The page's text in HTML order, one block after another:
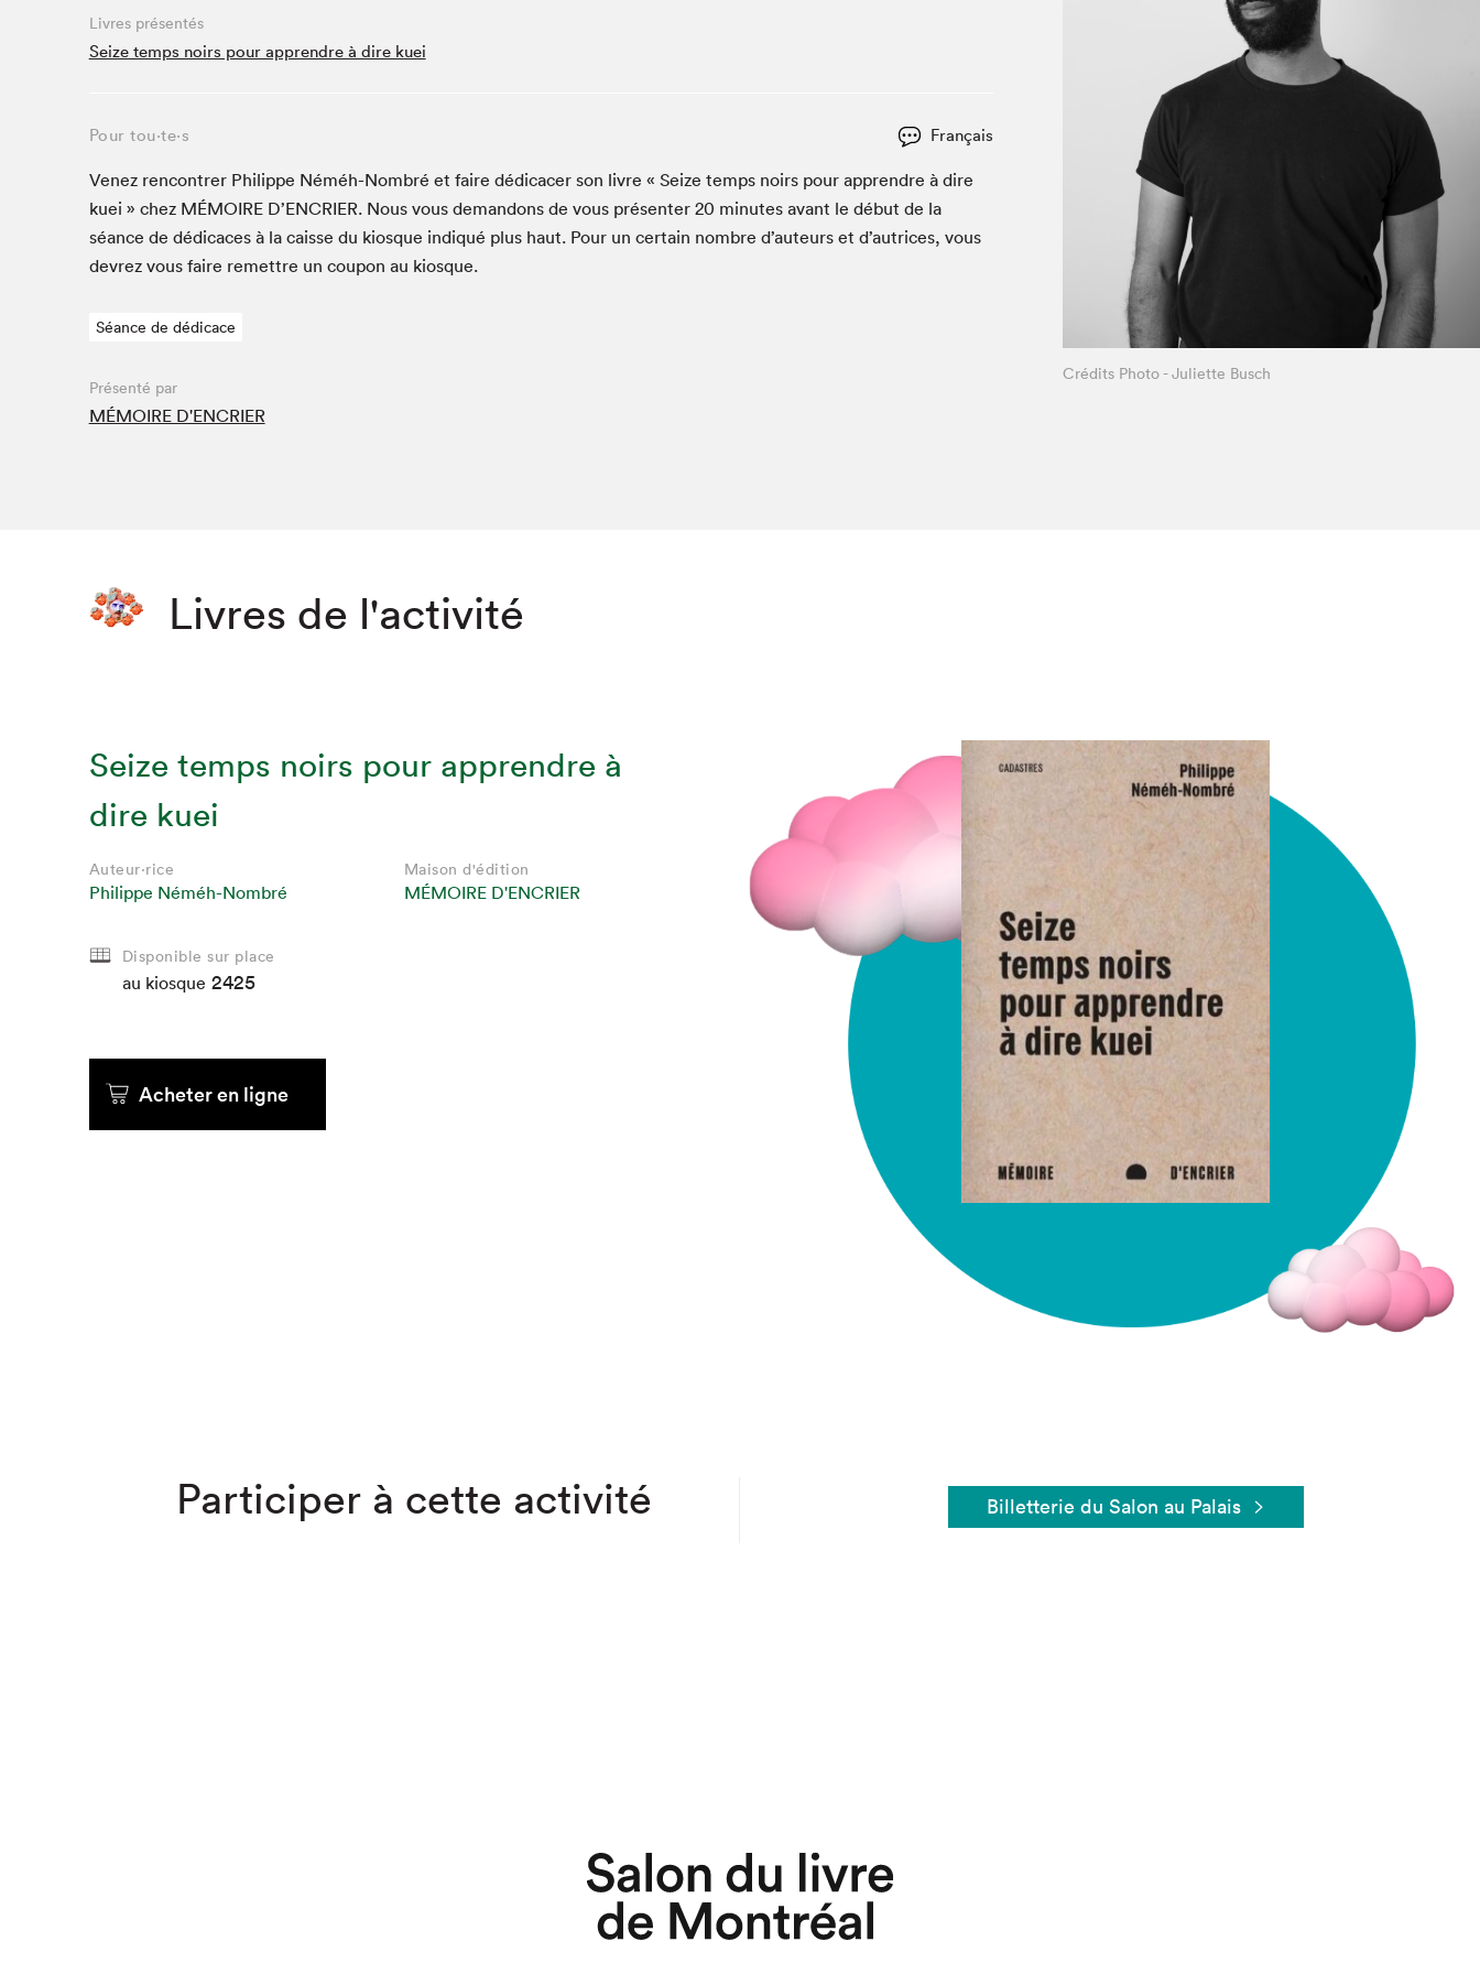
Café La Presse
Espace Côte-des-Neiges
La lecture en cadeau
Le grand jeu de lecture à voix haute du Salon du livre
de Montréal
Le Salon dans ta classe
Lettres québécoises au Salon
Liseur Public
Louisiane enracinée et branchée
Matinées scolaires Hydro-Québec
Mur des illustrateur·rice·s
À propos du Salon
Liste des exposant·e·s
Liste des auteur·rice·s
Que cherchez-vous?
Livres présentés
Seize temps noirs pour apprendre à dire kuei
Pour tou⋅te⋅s Français
Venez ren­con­tr­er Philippe Néméh-Nom­bré et faire dédi­cac­er son livre « Seize temps noirs pour appren­dre à dire
kuei » chez MÉMOIRED’EN­CRIER. Nous vous deman­dons de vous présen­ter 20 min­utes avant le début de la
séance de dédi­caces à la caisse du kiosque indiqué plus haut. Pour un cer­tain nom­bre d’auteurs et d’autrices, vous
devrez vous faire remet­tre un coupon au kiosque.
Séance de dédicace
Présenté par
MÉMOIRE D'ENCRIER
Crédits Photo - Juliette Busch
Livres de l'activité
Seize temps noirs pour apprendre à
dire kuei
Auteur·rice
Philippe Néméh-Nombré
Maison d'édition
MÉMOIRE D'ENCRIER
Disponible sur place
au kiosque 2425
Acheter en ligne
Participer à cette activité Billetterie du Salon au Palais